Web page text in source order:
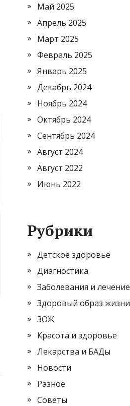
Май 2025
Апрель 2025
Март 2025
Февраль 2025
Январь 2025
Декабрь 2024
Ноябрь 2024
Октябрь 2024
Сентябрь 2024
Август 2024
Август 2022
Июнь 2022
Рубрики
Детское здоровье
Диагностика
Заболевания и лечение
Здоровый образ жизни
ЗОЖ
Красота и здоровье
Лекарства и БАДы
Новости
Разное
Советы